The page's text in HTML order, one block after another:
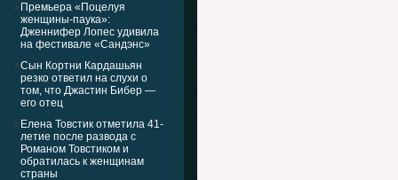
Премьера «Поцелуя
женщины-паука»:
Дженнифер Лопес удивила
на фестивале «Сандэнс»
Сын Кортни Кардашьян
резко ответил на слухи о
том, что Джастин Бибер —
его отец
Елена Товстик отметила 41-
летие после развода с
Романом Товстиком и
обратилась к женщинам
страны